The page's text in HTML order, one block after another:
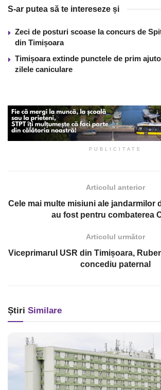
S-ar putea să te intereseze și
Zeci de posturi scoase la concurs de
din Timișoara
Timișoara extinde punctele de prim
zilele caniculare
PUBLICITATE
Articolul anterior
Cele mai multe misiuni ale jandarmilor
au fost pentru combaterea
Articolul următor
Viceprimarul USR din Timișoara,
concediu paternal
Știri Similare